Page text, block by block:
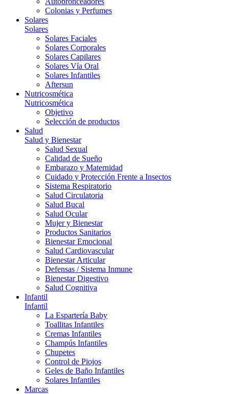
Colonias y Perfumes
Solares
Solares
Solares Faciales
Solares Corporales
Solares Capilares
Solares Vía Oral
Solares Infantiles
Aftersun
Nutricosmética
Nutricosmética
Objetivo
Selección de productos
Salud
Salud y Bienestar
Salud Sexual
Calidad de Sueño
Embarazo y Maternidad
Cuidado y Protección Frente a Insectos
Sistema Respiratorio
Salud Circulatoria
Salud Bucal
Salud Ocular
Mujer y Bienestar
Productos Sanitarios
Bienestar Emocional
Salud Cardiovascular
Bienestar Articular
Defensas / Sistema Inmune
Bienestar Digestivo
Salud Cognitiva
Infantil
Infantil
La Espartería Baby
Toallitas Infantiles
Cremas Infantiles
Champús Infantiles
Chupetes
Control de Piojos
Geles de Baño Infantiles
Solares Infantiles
Marcas